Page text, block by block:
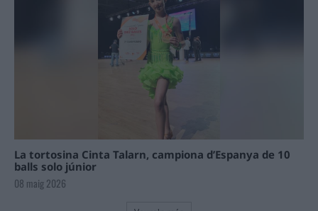
La tortosina Cinta Talarn, campiona d’Espanya de 10
balls solo júnior
08 maig 2026